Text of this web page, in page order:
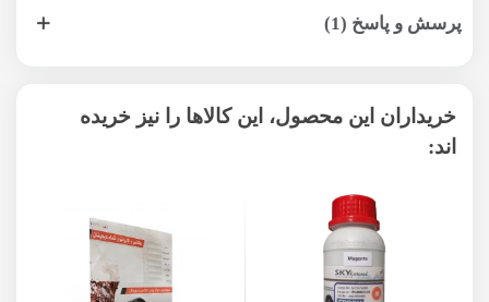
پرسش و پاسخ (1)
خریداران این محصول، این کالاها را نیز خریده
اند: